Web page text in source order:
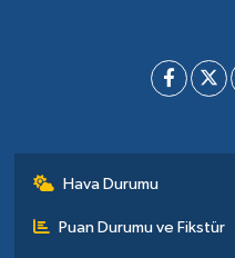
Hava Durumu
Puan Durumu ve Fikstür